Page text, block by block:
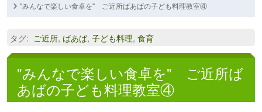
"みんなで楽しい食卓を" ご近所ばあばの子ども料理教室④
タグ: ご近所, ばあば, 子ども料理, 食育
"みんなで楽しい食卓を" ご近所ば
あばの子ども料理教室④